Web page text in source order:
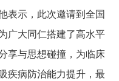
表示，此次邀请到全国
广大同仁搭建了高水平
享与思想碰撞，为临床
疾病防治能力提升，最